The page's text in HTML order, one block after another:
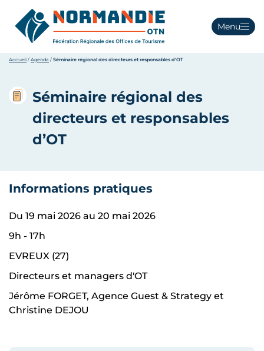
Menu
Accueil / Agenda / Séminaire régional des directeurs et responsables d’OT
Séminaire régional des
directeurs et responsables
d’OT
Informations pratiques
Du 19 mai 2026 au 20 mai 2026
9h - 17h
EVREUX (27)
Directeurs et managers d'OT
Jérôme FORGET, Agence Guest & Strategy et
Christine DEJOU